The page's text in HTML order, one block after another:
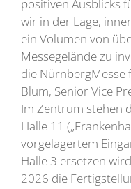
positiven Ausblicks
wir in der Lage,
ein Volumen von
Messegelände zu
die NürnbergMesse
Blum, Senior Vice
Im Zentrum stehen
Halle 11
vorgelagertem
Halle 3 ersetzen
2026 die